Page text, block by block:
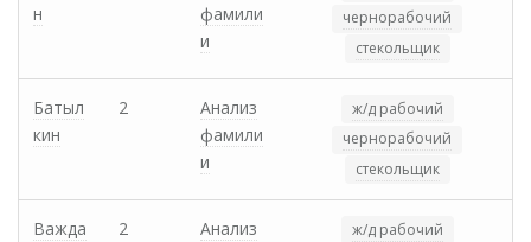
н
фамили
и
чернорабочий
стекольщик
Батыл
кин
2
Анализ
фамили
и
ж/д рабочий
чернорабочий
стекольщик
Важда
2
Анализ
ж/д рабочий